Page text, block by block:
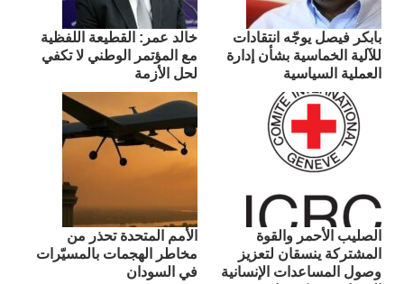
بابكر فيصل يوجّه انتقادات
للآلية الخماسية بشأن إدارة
العملية السياسية
​خالد عمر: القطيعة اللفظية
مع المؤتمر الوطني لا تكفي
لحل الأزمة
الصليب الأحمر والقوة
المشتركة ينسقان لتعزيز
وصول المساعدات الإنسانية
الأمم المتحدة تحذر من
مخاطر الهجمات بالمسيّرات
في السودان